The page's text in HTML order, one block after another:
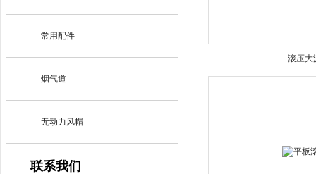
常用配件
烟气道
无动力风帽
联系我们
滚压大